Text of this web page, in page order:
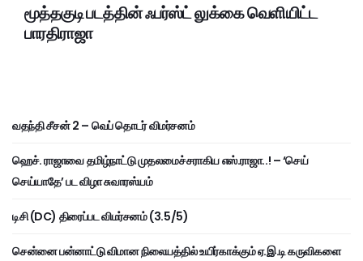
மூத்தகுடி படத்தின் ஃபர்ஸ்ட் லுக்கை வெளியிட்ட
பாரதிராஜா
வதந்தி சீசன் 2 – வெப் தொடர் விமர்சனம்
ஹெச். ராஜாவை தமிழ்நாட்டு முதலமைச்சராகிய எஸ்.ராஜா..! – ‘செய்
செய்யாதே’ பட விழா சுவாரஸ்யம்
டிசி (DC) திரைப்பட விமர்சனம் (3.5/5)
சென்னை பன்னாட்டு விமான நிலையத்தில் உயிர்காக்கும் ஏ.இ.டி கருவிகளை